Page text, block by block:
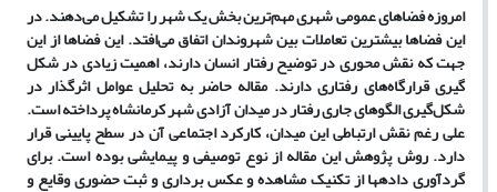
امروزه فضاهای عمومی شهری مهم‌ترین بخش یک شهر را تشکیل می‌دهند. در
این فضاها بیشترین تعاملات بین شهروندان اتفاق می‌افتد. این فضاها از این
جهت که نقش محوری در توضیح رفتار انسان دارند، اهمیت زیادی در شکل
گیری قرارگاه‌های رفتاری دارند. مقاله حاضر به تحلیل عوامل اثرگذار در
شکل‌گیری الگوهای جاری رفتار در میدان آزادی شهر کرمانشاه پرداخته است.
علی رغم نقش ارتباطی این میدان، کارکرد اجتماعی آن در سطح پایینی قرار
دارد. روش پژوهش این مقاله از نوع توصیفی و پیمایشی بوده است. برای
گردآوری داده­ها از تکنیک مشاهده و عکس برداری و ثبت حضوری وقایع و